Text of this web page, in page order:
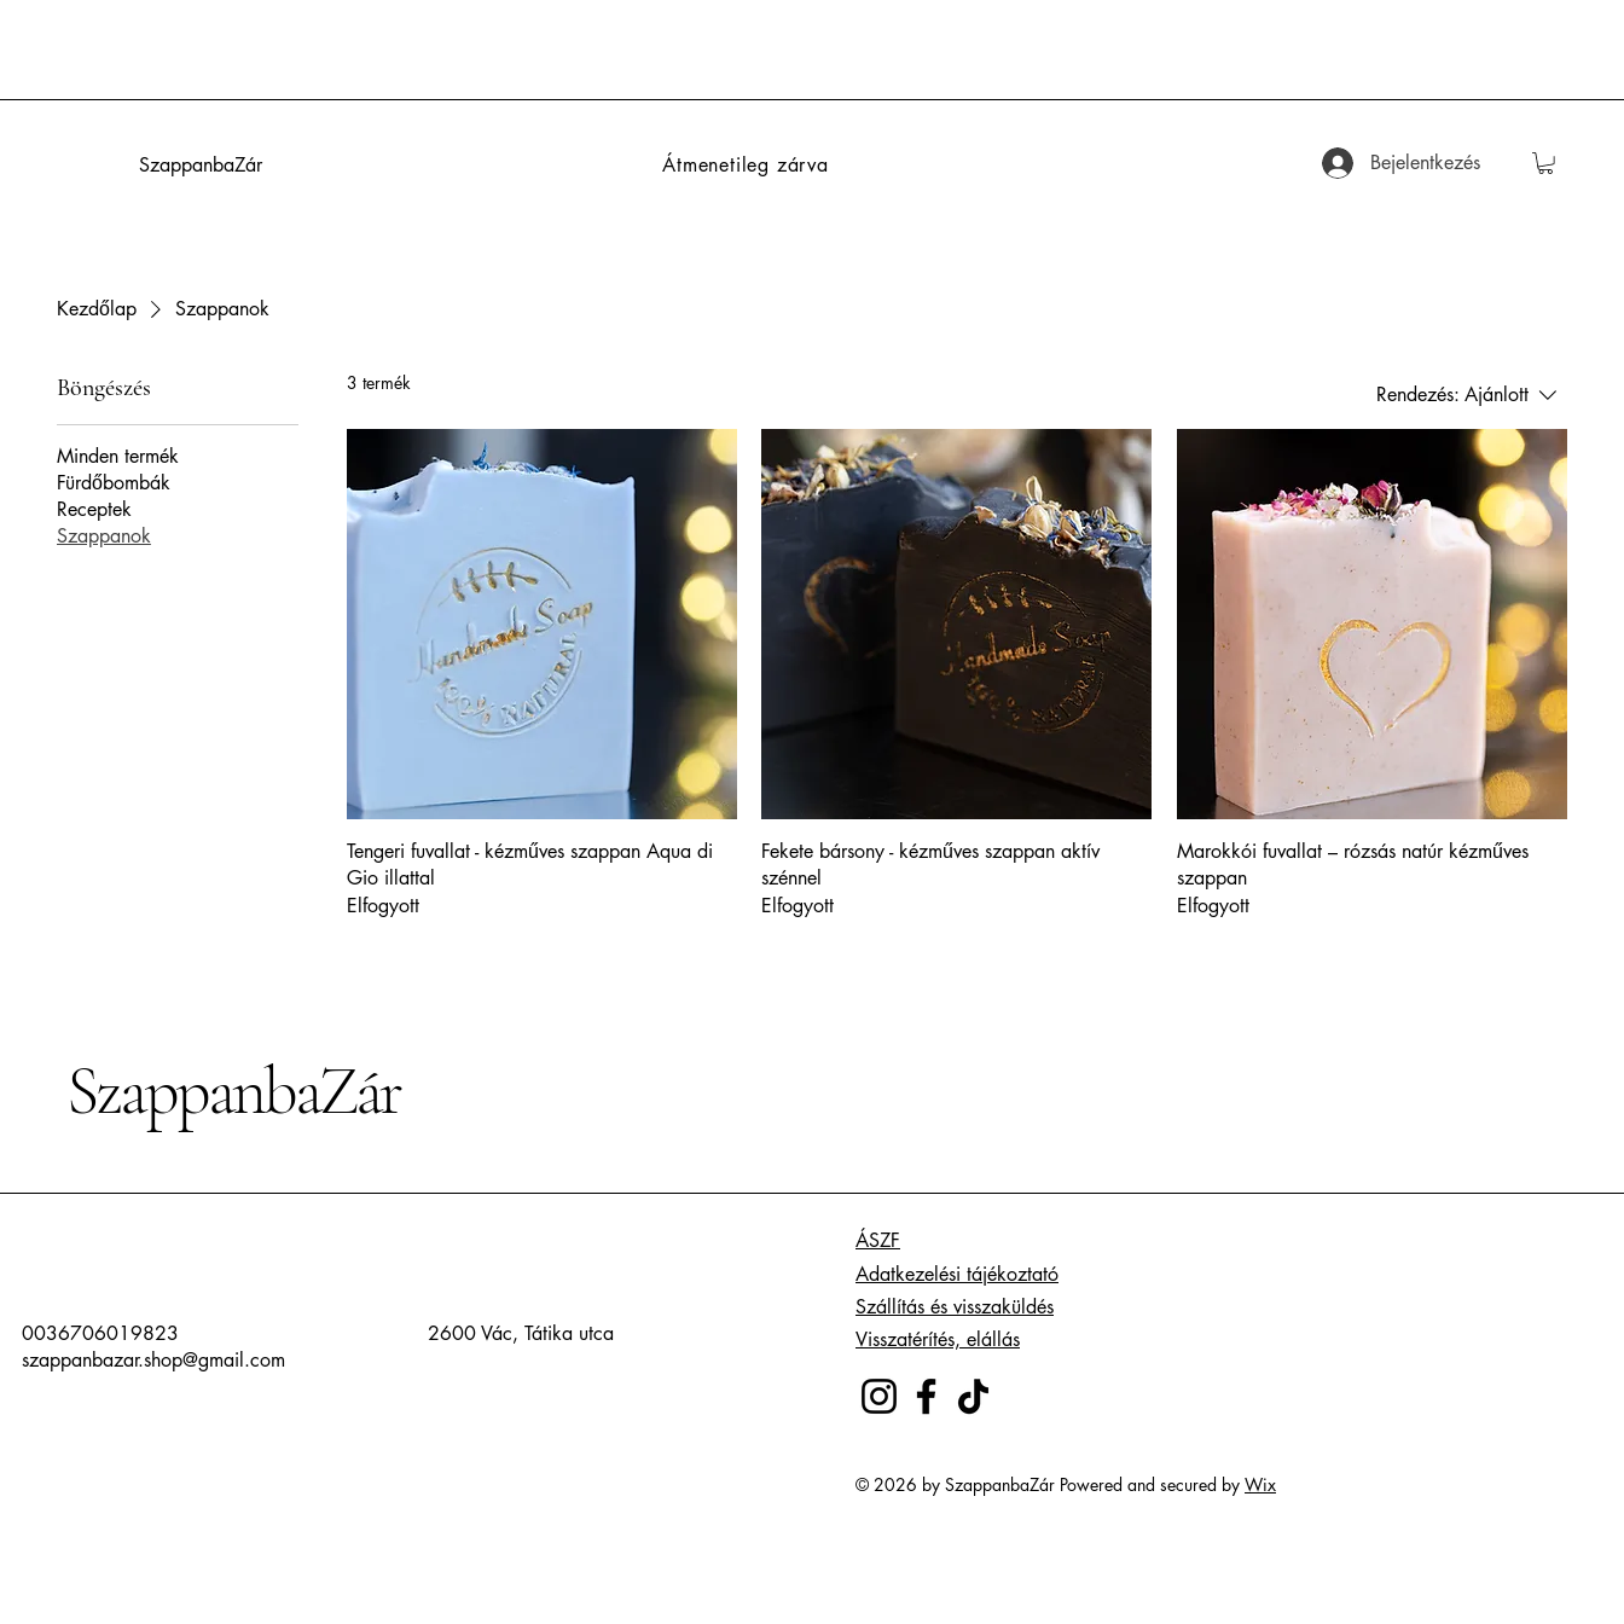
SzappanbaZár Átmenetileg zárva Bejelentkezés
Kezdőlap Szappanok
Böngészés
Minden termék
Fürdőbombák
Receptek
Szappanok
3 termék Rendezés: Ajánlott
Tengeri fuvallat - kézműves szappan Aqua di
Gio illattal
Elfogyott
Fekete bársony - kézműves szappan aktív
szénnel
Elfogyott
Marokkói fuvallat – rózsás natúr kézműves
szappan
Elfogyott
SzappanbaZár
0036706019823
szappanbazar.shop@gmail.com
2600 Vác, Tátika utca
ÁSZF
Adatkezelési tájékoztató
Szállítás és visszaküldés
Visszatérítés, elállás
© 2026 by SzappanbaZár Powered and secured by Wix